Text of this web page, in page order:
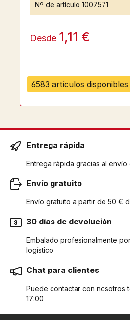
6583 artículos disponibles
Nº de artículo 1007571
Desde 1,11 €
Entrega rápida
Entrega rápida gracias al envío
Envío gratuito
Envío gratuito a partir de 50 €
30 días de devolución
Embalado profesionalmente
logístico
Chat para clientes
Puede contactar con nosotros
17:00